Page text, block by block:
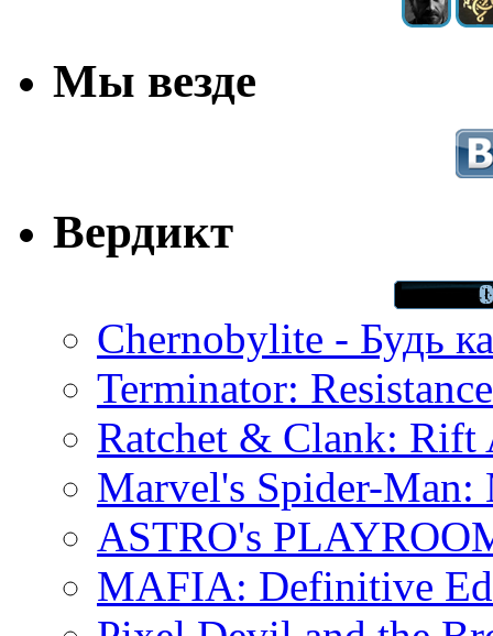
Мы везде
Вердикт
Chernobylite - Будь
Terminator:
Ratchet & Clank: Rift
Marvel's Spider-Man:
ASTRO's
MAFIA: Definitive